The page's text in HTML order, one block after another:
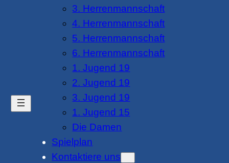
3. Herrenmannschaft
4. Herrenmannschaft
5. Herrenmannschaft
6. Herrenmannschaft
1. Jugend 19
2. Jugend 19
3. Jugend 19
1. Jugend 15
Die Damen
Spielplan
Kontaktiere uns